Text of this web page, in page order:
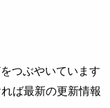
つぶやいています
ば最新の更新情報